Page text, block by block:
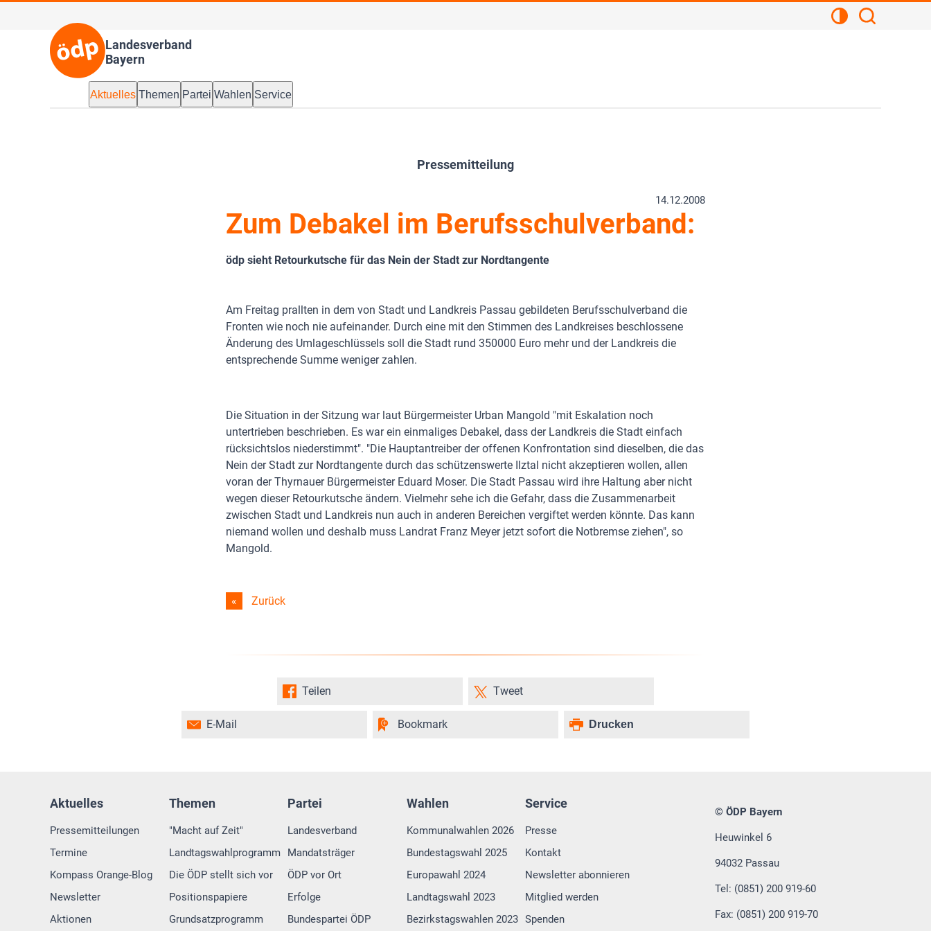
Landesverband
Bayern
Kontrastansicht
Aktuelles Themen Partei Wahlen Service
Pressemitteilung
14.12.2008
Zum Debakel im Berufsschulverband:
ödp sieht Retourkutsche für das Nein der Stadt zur Nordtangente
Am Freitag prallten in dem von Stadt und Landkreis Passau gebildeten Berufsschulverband die
Fronten wie noch nie aufeinander. Durch eine mit den Stimmen des Landkreises beschlossene
Änderung des Umlageschlüssels soll die Stadt rund 350000 Euro mehr und der Landkreis die
entsprechende Summe weniger zahlen.
Die Situation in der Sitzung war laut Bürgermeister Urban Mangold "mit Eskalation noch
untertrieben beschrieben. Es war ein einmaliges Debakel, dass der Landkreis die Stadt einfach
rücksichtslos niederstimmt". "Die Hauptantreiber der offenen Konfrontation sind dieselben, die das
Nein der Stadt zur Nordtangente durch das schützenswerte Ilztal nicht akzeptieren wollen, allen
voran der Thyrnauer Bürgermeister Eduard Moser. Die Stadt Passau wird ihre Haltung aber nicht
wegen dieser Retourkutsche ändern. Vielmehr sehe ich die Gefahr, dass die Zusammenarbeit
zwischen Stadt und Landkreis nun auch in anderen Bereichen vergiftet werden könnte. Das kann
niemand wollen und deshalb muss Landrat Franz Meyer jetzt sofort die Notbremse ziehen", so
Mangold.
Zurück
Teilen Tweet
E-Mail Bookmark Drucken
Aktuelles
Pressemitteilungen
Termine
Kompass Orange-Blog
Newsletter
Aktionen
Themen
"Macht auf Zeit"
Landtagswahlprogramm
Die ÖDP stellt sich vor
Positionspapiere
Grundsatzprogramm
Partei
Landesverband
Mandatsträger
ÖDP vor Ort
Erfolge
Bundespartei ÖDP
Wahlen
Kommunalwahlen 2026
Bundestagswahl 2025
Europawahl 2024
Landtagswahl 2023
Bezirkstagswahlen 2023
Service
Presse
Kontakt
Newsletter abonnieren
Mitglied werden
Spenden
© ÖDP Bayern
Heuwinkel 6
94032 Passau
Tel: (0851) 200 919-60
Fax: (0851) 200 919-70